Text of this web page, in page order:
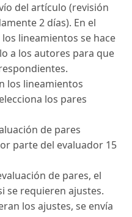
del artículo (revisión
2 días). En el
lineamientos se hace
a los autores para que
los lineamientos
los pares
de pares
parte del evaluador 15
de pares, el
se requieren ajustes.
los ajustes, se envía